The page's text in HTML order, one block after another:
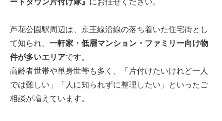
芦花公園駅周辺は、京王線沿線の落ち着いた住宅街とし
て知られ、 一軒家・低層マンション・ファミリー向け物
件が多いエリアです。
高齢者世帯や単身世帯も多く、「片付けたいけれど一人
では難しい」「人に知られずに整理したい」といったご
相談が増えています。